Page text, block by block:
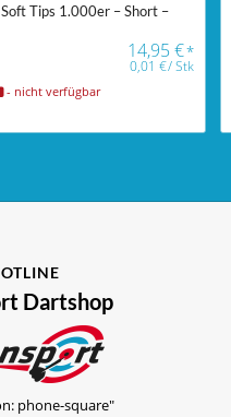
Soft Tips 1.000er – Short –
14,95€*
0,01€/Stk
- nicht verfügbar
Dartshop
phone-square"